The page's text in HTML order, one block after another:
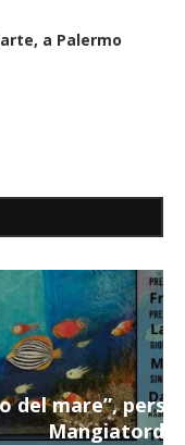
a Palermo
di Terry